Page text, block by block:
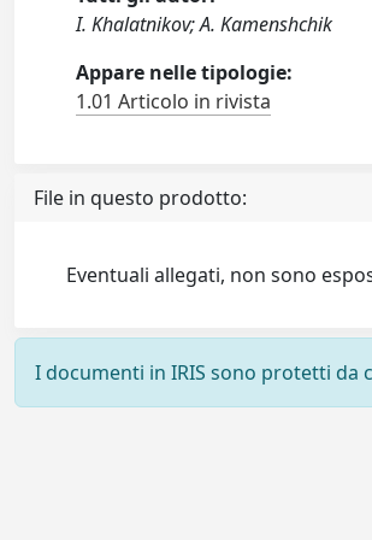
I. Khalatnikov; A. Kamenshchik
Appare nelle tipologie:
1.01 Articolo in rivista
File in questo prodotto:
Eventuali allegati, non sono
I documenti in IRIS sono protetti da